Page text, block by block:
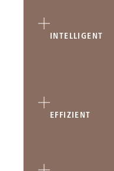
INTELLIGENT
EFFIZIENT